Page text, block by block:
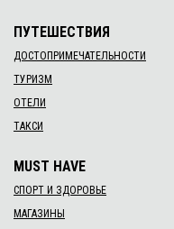
ПУТЕШЕСТВИЯ
ДОСТОПРИМЕЧАТЕЛЬНОСТИ
ТУРИЗМ
ОТЕЛИ
ТАКСИ
MUST HAVE
СПОРТ И ЗДОРОВЬЕ
МАГАЗИНЫ